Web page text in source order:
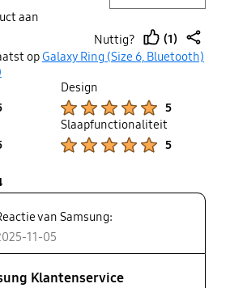
duur van je
Volgens
7 dagen
mij houdt hij het
vol — nog steeds
minder dan
van de ring
vind ik dit echt
en een mooie
Galaxy-
de lader is echt
aan
Nuttig?
thumb
(1)
share
op Galaxy Ring (Size 6, Bluetooth)
Design
5
Slaapfunctionaliteit
5
van Samsung:
11-05
Klantenservice